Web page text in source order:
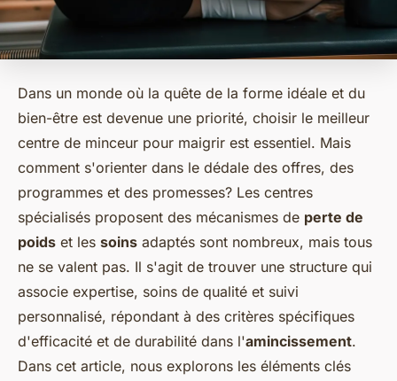
Dans un monde où la quête de la forme idéale et du
bien-être est devenue une priorité, choisir le meilleur
centre de minceur pour maigrir est essentiel. Mais
comment s'orienter dans le dédale des offres, des
programmes et des promesses? Les centres
spécialisés proposent des mécanismes de perte de
poids et les soins adaptés sont nombreux, mais tous
ne se valent pas. Il s'agit de trouver une structure qui
associe expertise, soins de qualité et suivi
personnalisé, répondant à des critères spécifiques
d'efficacité et de durabilité dans l'amincissement.
Dans cet article, nous explorons les éléments clés